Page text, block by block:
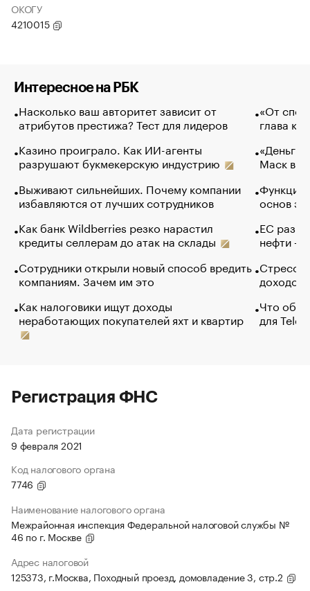
ОКОГУ
4210015
Интересное на РБК
Насколько ваш авторитет зависит от
атрибутов престижа? Тест для лидеров
Казино проиграло. Как ИИ-агенты
разрушают букмекерскую индустрию
Выживают сильнейших. Почему компании
избавляются от лучших сотрудников
Как банк Wildberries резко нарастил
кредиты селлерам до атак на склады
Сотрудники открыли новый способ вредить
компаниям. Зачем им это
Как налоговики ищут доходы
неработающих покупателей яхт и квартир
«От
глава
«Деньги
Маск в
Функции
основ
ЕС
нефти —
Стресс
доходов
Что
для
Регистрация ФНС
Дата регистрации
9 февраля 2021
Код налогового органа
7746
Наименование налогового органа
Межрайонная инспекция Федеральной налоговой службы №
46 по г. Москве
Адрес налоговой
125373, г.Москва, Походный проезд, домовладение 3, стр.2